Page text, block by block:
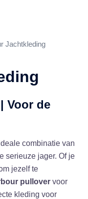
Jachtkleding
Voor de
combinatie van
serieuze jager. Of je
jezelf te
pullover voor
kleding voor